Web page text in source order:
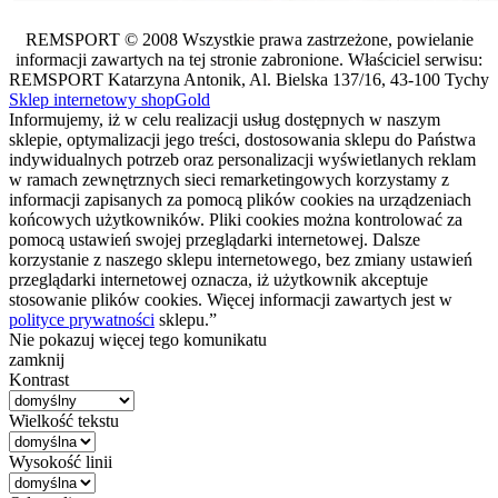
REMSPORT © 2008 Wszystkie prawa zastrzeżone, powielanie
informacji zawartych na tej stronie zabronione. Właściciel serwisu:
REMSPORT Katarzyna Antonik, Al. Bielska 137/16, 43-100 Tychy
Sklep internetowy shopGold
Informujemy, iż w celu realizacji usług dostępnych w naszym
sklepie, optymalizacji jego treści, dostosowania sklepu do Państwa
indywidualnych potrzeb oraz personalizacji wyświetlanych reklam
w ramach zewnętrznych sieci remarketingowych korzystamy z
informacji zapisanych za pomocą plików cookies na urządzeniach
końcowych użytkowników. Pliki cookies można kontrolować za
pomocą ustawień swojej przeglądarki internetowej. Dalsze
korzystanie z naszego sklepu internetowego, bez zmiany ustawień
przeglądarki internetowej oznacza, iż użytkownik akceptuje
stosowanie plików cookies. Więcej informacji zawartych jest w
polityce prywatności sklepu.”
Nie pokazuj więcej tego komunikatu
zamknij
Kontrast
Wielkość tekstu
Wysokość linii